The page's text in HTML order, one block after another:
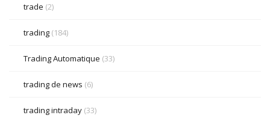
trade (2)
trading (184)
Trading Automatique (33)
trading de news (6)
trading intraday (33)